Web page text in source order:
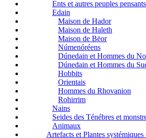
Ents et autres peuples pensants
Edain
Maison de Hador
Maison de Haleth
Maison de Bëor
Númenóréens
Dúnedain et Hommes du
Dúnedain et Hommes du
Hobbits
Orientais
Hommes du Rhovanion
Rohirrim
Nains
Seides des Ténébres et
Animaux
Artefacts et Plantes